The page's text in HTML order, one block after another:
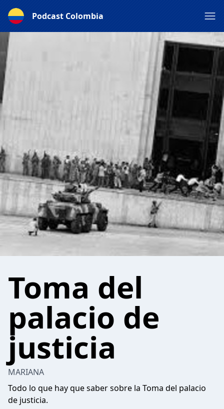
Podcast Colombia
Toma del
palacio de
justicia
MARIANA
Todo lo que hay que saber sobre la Toma del palacio
de justicia.